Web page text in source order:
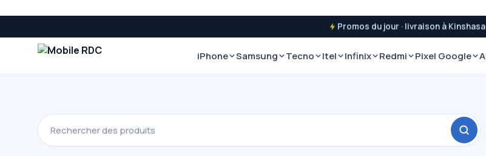
Promos du jour · livraison à Kinshasa
iPhone Samsung Tecno Itel Infinix Redmi Pixel Google